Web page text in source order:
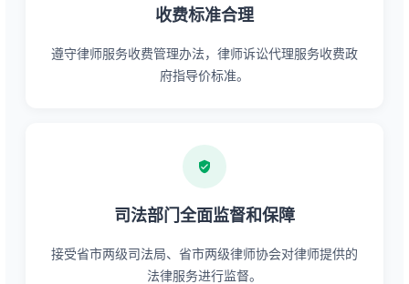
收费标准合理
遵守律师服务收费管理办法，律师诉讼代理服务收费政
府指导价标准。
司法部门全面监督和保障
接受省市两级司法局、省市两级律师协会对律师提供的
法律服务进行监督。